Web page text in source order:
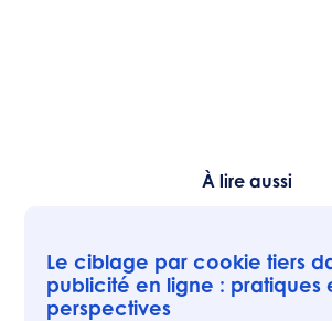
À lire aussi
Le ciblage par cookie tiers
publicité en ligne : pratiques
perspectives